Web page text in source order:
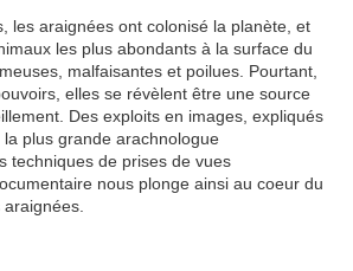
les araignées ont colonisé la planète, et
les plus abondants à la surface du
malfaisantes et poilues. Pourtant,
elles se révèlent être une source
Des exploits en images, expliqués
plus grande arachnologue
techniques de prises de vues
nous plonge ainsi au coeur du